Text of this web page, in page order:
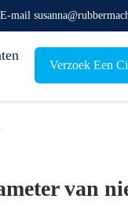
E-mail
Verzoek Een
van